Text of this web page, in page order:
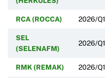
RCA (ROCCA) 2026/Q1
SEL
(SELENAFM)
2026/Q1
RMK (REMAK) 2026/Q1